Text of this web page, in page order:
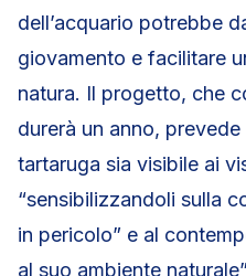
dell’acquario potrebbe
giovamento e facilitare
natura. Il progetto, che
durerà un anno,
tartaruga sia visibile ai
“sensibilizzandoli sulla
in pericolo” e al
al suo ambiente